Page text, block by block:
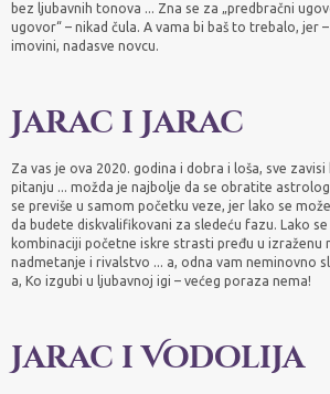
bez ljubavnih tonova ... Zna se za „predbračni
ugovor“ – nikad čula. A vama bi baš to trebalo, jer
imovini, nadasve novcu.
Jarac i Jarac
Za vas je ova 2020. godina i dobra i loša, sve
pitanju ... možda je najbolje da se obratite
se previše u samom početku veze, jer lako se
da budete diskvalifikovani za sledeću fazu. Lako
kombinaciji početne iskre strasti pređu u izraženu
nadmetanje i rivalstvo ... a, odna vam neminovno
a, Ko izgubi u ljubavnoj igi – većeg poraza nema!
Jarac i Vodolija